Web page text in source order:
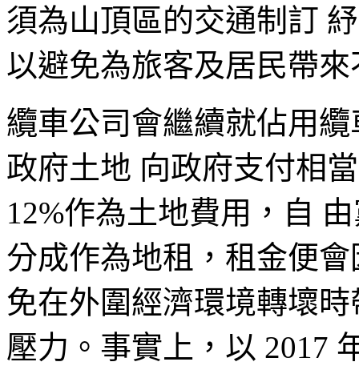
須為山頂區的交通制訂
以避免為旅客及居民帶來
纜車公司會繼續就佔用
政府土地 向政府支付相
12%作為土地費用，自
分成作為地租，租金便
免在外圍經濟環境轉壞
壓力。事實上，以 2017